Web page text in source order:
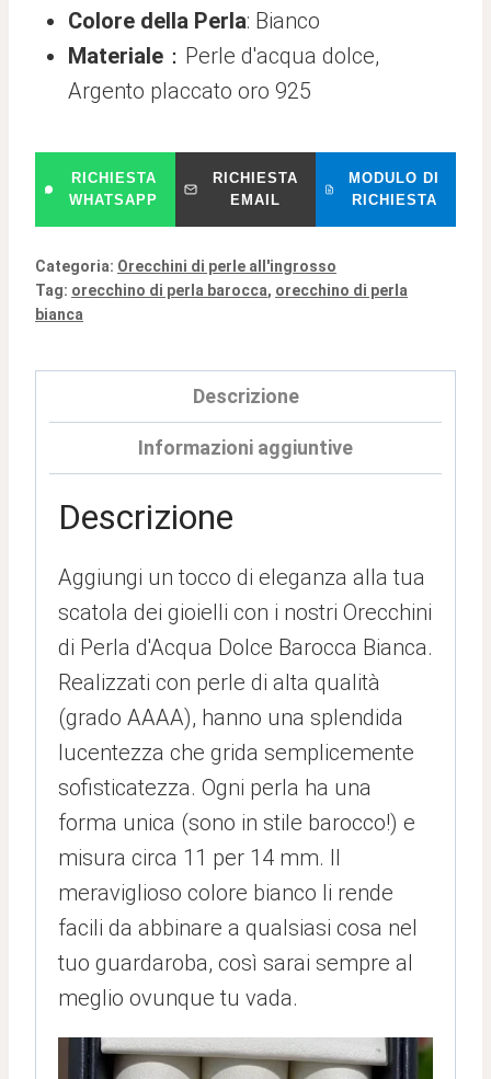
Colore della Perla: Bianco
Materiale ：Perle d'acqua dolce,
Argento placcato oro 925
RICHIESTA
WHATSAPP
RICHIESTA
EMAIL
MODULO DI
RICHIESTA
Categoria: Orecchini di perle all'ingrosso
Tag: orecchino di perla barocca, orecchino di perla
bianca
Descrizione
Informazioni aggiuntive
Descrizione
Aggiungi un tocco di eleganza alla tua
scatola dei gioielli con i nostri Orecchini
di Perla d'Acqua Dolce Barocca Bianca.
Realizzati con perle di alta qualità
(grado AAAA), hanno una splendida
lucentezza che grida semplicemente
sofisticatezza. Ogni perla ha una
forma unica (sono in stile barocco!) e
misura circa 11 per 14 mm. Il
meraviglioso colore bianco li rende
facili da abbinare a qualsiasi cosa nel
tuo guardaroba, così sarai sempre al
meglio ovunque tu vada.